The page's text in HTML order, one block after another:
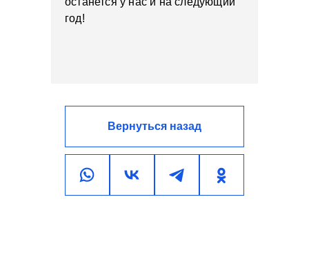
Вернуться назад
год!